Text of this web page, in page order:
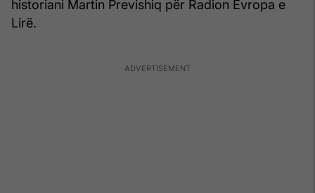
historiani Martin Previshiq për Radion Evropa e
Lirë.